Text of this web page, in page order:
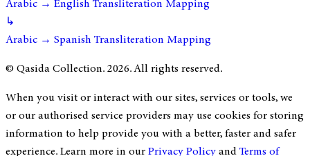
Arabic → English Transliteration Mapping
↳
Arabic → Spanish Transliteration Mapping
© Qasida Collection.2026. All rights reserved.
When you visit or interact with our sites, services or tools, we
or our authorised service providers may use cookies for storing
information to help provide you with a better, faster and safer
experience. Learn more in ourPrivacy PolicyandTerms of